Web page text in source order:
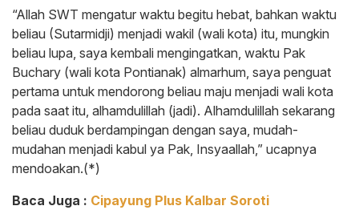
“Allah SWT mengatur waktu begitu hebat, bahkan waktu
beliau (Sutarmidji) menjadi wakil (wali kota) itu, mungkin
beliau lupa, saya kembali mengingatkan, waktu Pak
Buchary (wali kota Pontianak) almarhum, saya penguat
pertama untuk mendorong beliau maju menjadi wali kota
pada saat itu, alhamdulillah (jadi). Alhamdulillah sekarang
beliau duduk berdampingan dengan saya, mudah-
mudahan menjadi kabul ya Pak, Insyaallah,” ucapnya
mendoakan.(*)
Baca Juga : Cipayung Plus Kalbar Soroti